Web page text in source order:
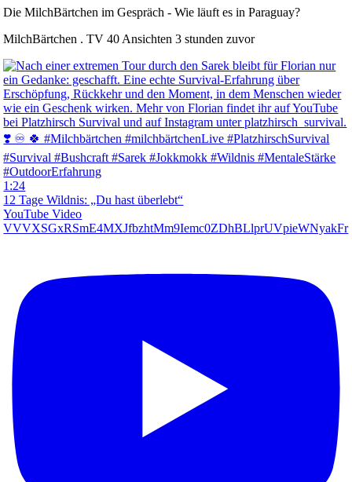
Die MilchBärtchen im Gespräch - Wie läuft es in Paraguay?
MilchBärtchen . TV 40 Ansichten 3 stunden zuvor
1:24
12 Tage Wildnis: „Du hast überlebt“
YouTube Video
VVVXSGxRSmE4MXJfbzhtMm9Iemc0ZDhBLlprUVpieWNyakFr